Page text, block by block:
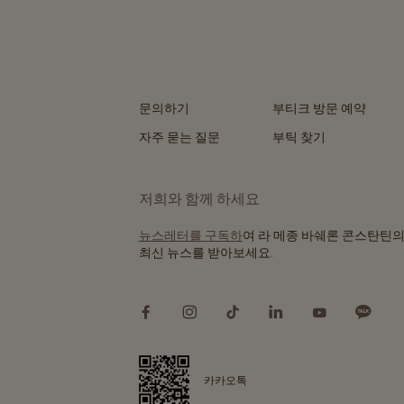
문의하기
부티크 방문 예약
자주 묻는 질문
부틱 찾기
저희와 함께 하세요
뉴스레터를 구독하여 라 메종 바쉐론 콘스탄틴의
최신 뉴스를 받아보세요.
카카오톡